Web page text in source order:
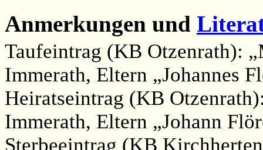
Anmerkungen und
Taufeintrag (KB Otzenrath):
Immerath, Eltern „Johannes
Heiratseintrag (KB
Immerath, Eltern „Johann
Sterbeeintrag (KB